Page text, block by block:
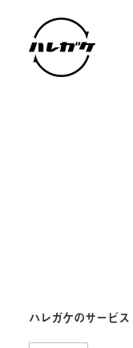
ハレガケのサービス